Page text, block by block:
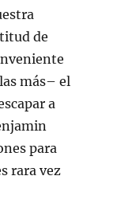
de
más– el
a
para
rara vez